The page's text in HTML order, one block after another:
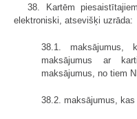
38. Kartēm
elektroniski, atsevišķi uzrāda:
38.1. maksājumus,
maksājumus ar
maksājumus, no tiem
38.2. maksājumus,